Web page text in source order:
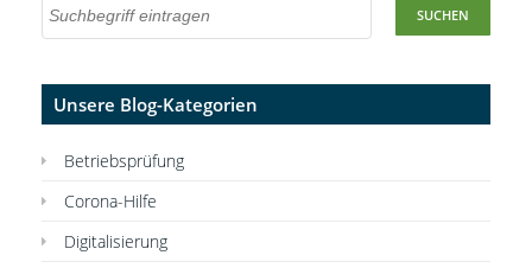
Unsere Blog-Kategorien
Betriebsprüfung
Corona-Hilfe
Digitalisierung